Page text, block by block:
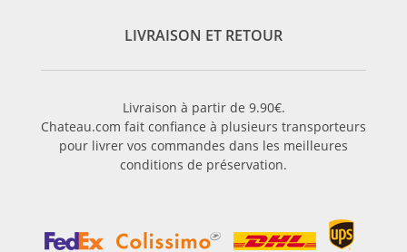
LIVRAISON ET RETOUR
Livraison à partir de 9.90€.
Chateau.com fait confiance à plusieurs transporteurs
pour livrer vos commandes dans les meilleures
conditions de préservation.